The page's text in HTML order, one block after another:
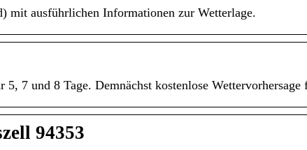
mit ausführlichen Informationen zur Wetterlage.
7 und 8 Tage. Demnächst kostenlose Wettervorhersage
94353